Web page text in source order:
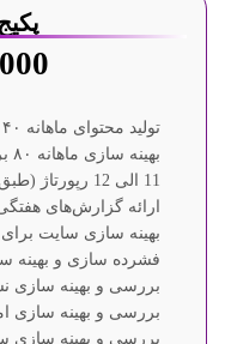
تولید محتوای ماهانه ۴۰ عدد مقاله (۴۸۰۰۰ هزار کلمه)
بهینه سازی ماهانه ۸۰ برگه و نوشته
11 الی 12 رپورتاژ (طبق استراتژی)
ارائه گزارش‌های
بهینه سازی سایت
فشرده سازی و بهینه
بررسی و بهینه سازی
بررسی و بهینه سازی
بررسی و بهینه